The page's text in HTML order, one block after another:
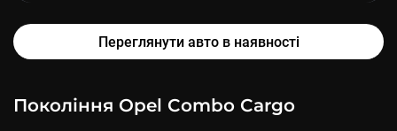
Переглянути авто в наявності
Покоління Opel Combo Cargo